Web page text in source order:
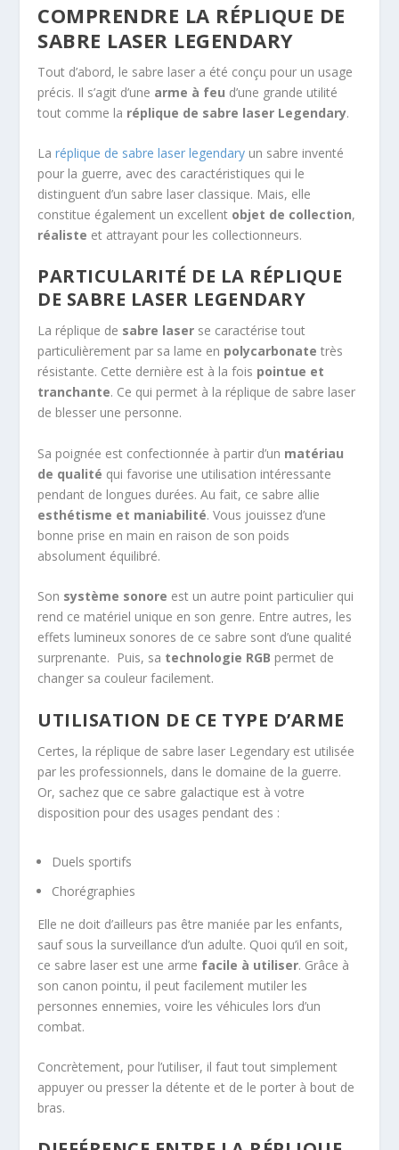
COMPRENDRE LA RÉPLIQUE DE
SABRE LASER LEGENDARY
Tout d’abord, le sabre laser a été conçu pour un usage
précis. Il s’agit d’une arme à feu d’une grande utilité
tout comme la réplique de sabre laser Legendary.
Laréplique de sabre laser legendary un sabre inventé
pour la guerre, avec des caractéristiques qui le
distinguent d’un sabre laser classique. Mais, elle
constitue également un excellent objet de collection,
réaliste et attrayant pour les collectionneurs.
PARTICULARITÉ DE LA RÉPLIQUE
DE SABRE LASER LEGENDARY
La réplique de sabre laser se caractérise tout
particulièrement par sa lame en polycarbonate très
résistante. Cette dernière est à la fois pointue et
tranchante. Ce qui permet à la réplique de sabre laser
de blesser une personne.
Sa poignée est confectionnée à partir d’un matériau
de qualité qui favorise une utilisation intéressante
pendant de longues durées. Au fait, ce sabre allie
esthétisme et maniabilité. Vous jouissez d’une
bonne prise en main en raison de son poids
absolument équilibré.
Son système sonore est un autre point particulier qui
rend ce matériel unique en son genre. Entre autres, les
effets lumineux sonores de ce sabre sont d’une qualité
surprenante. Puis, sa technologie RGB permet de
changer sa couleur facilement.
UTILISATION DE CE TYPE D’ARME
Certes, la réplique de sabre laser Legendary est utilisée
par les professionnels, dans le domaine de la guerre.
Or, sachez que ce sabre galactique est à votre
disposition pour des usages pendant des :
Duels sportifs
Chorégraphies
Elle ne doit d’ailleurs pas être maniée par les enfants,
sauf sous la surveillance d’un adulte. Quoi qu’il en soit,
ce sabre laser est une arme facile à utiliser. Grâce à
son canon pointu, il peut facilement mutiler les
personnes ennemies, voire les véhicules lors d’un
combat.
Concrètement, pour l’utiliser, il faut tout simplement
appuyer ou presser la détente et de le porter à bout de
bras.